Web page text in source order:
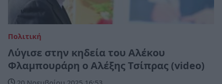
Πολιτική
Λύγισε στην κηδεία του Αλέκου
Φλαμπουράρη ο Αλέξης Τσίπρας (video)